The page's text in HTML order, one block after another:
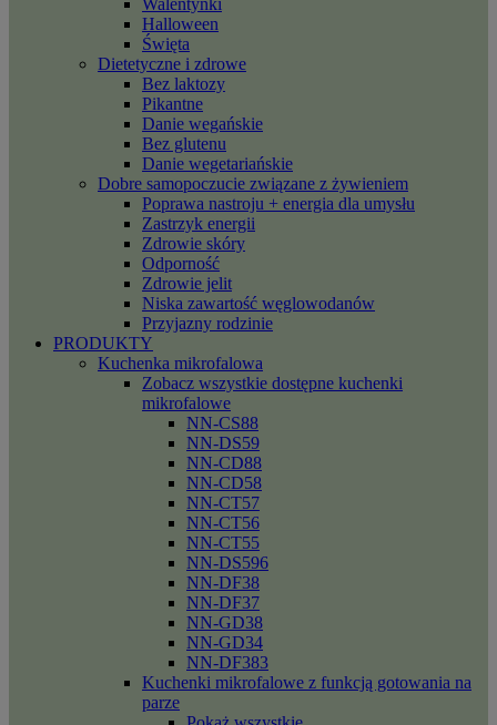
Walentynki
Halloween
Święta
Dietetyczne i zdrowe
Bez laktozy
Pikantne
Danie wegańskie
Bez glutenu
Danie wegetariańskie
Dobre samopoczucie związane z żywieniem
Poprawa nastroju + energia dla umysłu
Zastrzyk energii
Zdrowie skóry
Odporność
Zdrowie jelit
Niska zawartość węglowodanów
Przyjazny rodzinie
PRODUKTY
Kuchenka mikrofalowa
Zobacz wszystkie dostępne kuchenki
mikrofalowe
NN-CS88
NN-DS59
NN-CD88
NN-CD58
NN-CT57
NN-CT56
NN-CT55
NN-DS596
NN-DF38
NN-DF37
NN-GD38
NN-GD34
NN-DF383
Kuchenki mikrofalowe z funkcją gotowania na
parze